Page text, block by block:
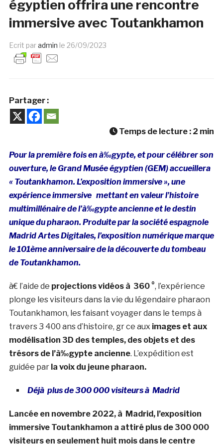
égyptien offrira une rencontre
immersive avec Toutankhamon
Ecrit paradmin le 26/09/2023
Partager :
Temps de lecture : 2 min
Pour la première fois en à‰gypte, et pour célébrer son
ouverture, le Grand Musée égyptien (GEM) accueillera
« Toutankhamon. L’exposition immersive », une
expérience immersive mettant en valeur l’histoire
multimillénaire de l’à‰gypte ancienne et le destin
unique du pharaon. Produite par la société espagnole
Madrid Artes Digitales, l’exposition numérique marque
le 101ème anniversaire de la découverte du tombeau
de Toutankhamon.
à€ l’aide de projections vidéos à 360 °, l’expérience
plonge les visiteurs dans la vie du légendaire pharaon
Toutankhamon, les faisant voyager dans le temps à
travers 3 400 ans d’histoire, gr ce aux images et aux
modélisation 3D des temples, des objets et des
trésors de l’à‰gypte ancienne. L’expédition est
guidée par la voix du jeune pharaon.
Déjà plus de 300 000 visiteurs à Madrid
Lancée en novembre 2022, à Madrid, l’exposition
immersive Toutankhamon a attiré plus de 300 000
visiteurs en seulement huit mois dans le centre